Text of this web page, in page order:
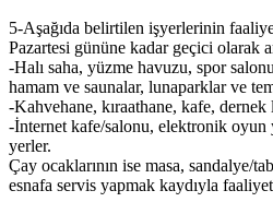
5-Aşağıda belirtilen işyerlerinin
Pazartesi gününe kadar geçici olarak
-Halı saha, yüzme havuzu, spor
hamam ve saunalar, lunaparklar ve
-Kahvehane, kıraathane, kafe,
-İnternet kafe/salonu, elektronik
yerler.
Çay ocaklarının ise masa, sandalye/
esnafa servis yapmak kaydıyla